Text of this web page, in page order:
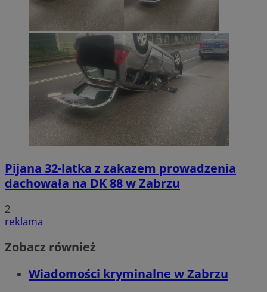
Pijana 32-latka z zakazem prowadzenia
dachowała na DK 88 w Zabrzu
2
reklama
Zobacz również
Wiadomości kryminalne w Zabrzu